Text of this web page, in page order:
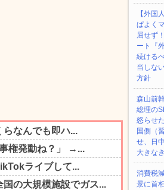
【外国
ぱよく
屈せず
ート『
続ける
当しな
方針
森山前
総理の
怒らせ
国側（
せ、日
大きな
消費税
景に首